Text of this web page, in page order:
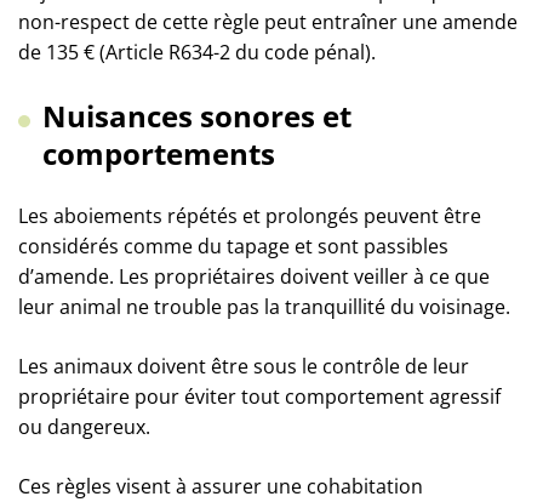
non-respect de cette règle peut entraîner une amende
de 135 € (Article R634-2 du code pénal).
Nuisances sonores et
comportements
Les aboiements répétés et prolongés peuvent être
considérés comme du tapage et sont passibles
d’amende. Les propriétaires doivent veiller à ce que
leur animal ne trouble pas la tranquillité du voisinage.
Les animaux doivent être sous le contrôle de leur
propriétaire pour éviter tout comportement agressif
ou dangereux.
Ces règles visent à assurer une cohabitation